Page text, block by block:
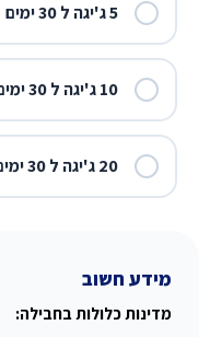
5 ג'יגה ל 30 ימים
10 ג'יגה ל 30 ימים
20 ג'יגה ל 30 ימים
מידע חשוב
מדינות כלולות בחבילה: